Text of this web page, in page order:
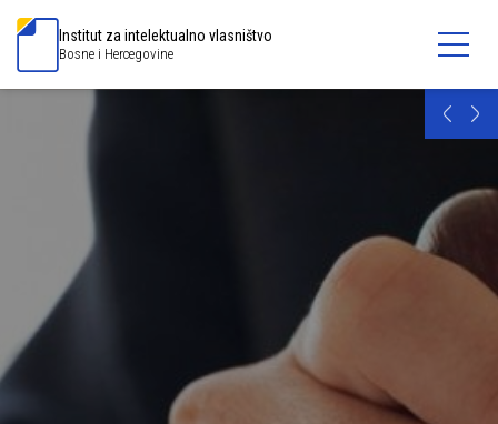
Institut za intelektualno vlasništvo
Bosne i Hercegovine